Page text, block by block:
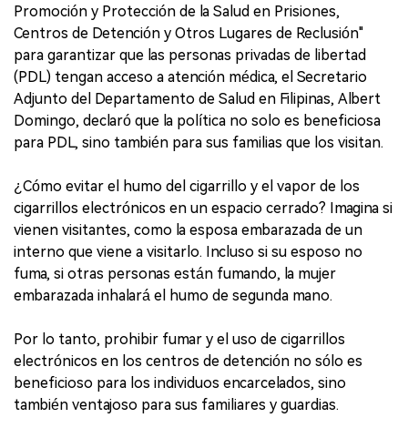
Promoción y Protección de la Salud en Prisiones,
Centros de Detención y Otros Lugares de Reclusión"
para garantizar que las personas privadas de libertad
(PDL) tengan acceso a atención médica, el Secretario
Adjunto del Departamento de Salud en Filipinas, Albert
Domingo, declaró que la política no solo es beneficiosa
para PDL, sino también para sus familias que los visitan.
¿Cómo evitar el humo del cigarrillo y el vapor de los
cigarrillos electrónicos en un espacio cerrado? Imagina si
vienen visitantes, como la esposa embarazada de un
interno que viene a visitarlo. Incluso si su esposo no
fuma, si otras personas están fumando, la mujer
embarazada inhalará el humo de segunda mano.
Por lo tanto, prohibir fumar y el uso de cigarrillos
electrónicos en los centros de detención no sólo es
beneficioso para los individuos encarcelados, sino
también ventajoso para sus familiares y guardias.